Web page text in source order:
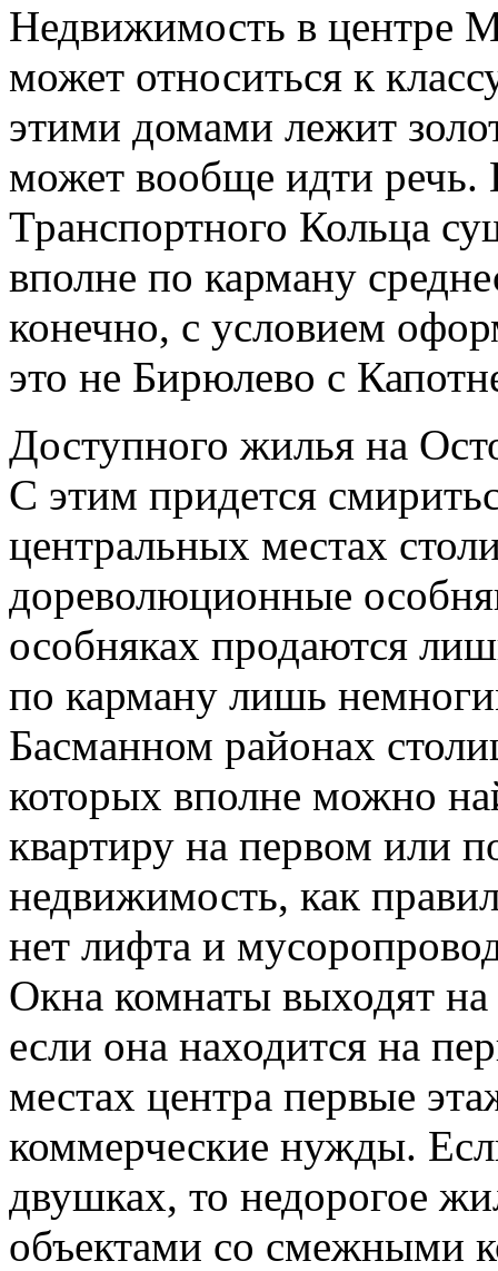
Недвижимость в центре
может относиться к
этими домами лежит
может вообще идти речь.
Транспортного Кольца
вполне по карману
конечно, с условием
это не Бирюлево с
Доступного жилья на
С этим придется
центральных местах
дореволюционные
особняках продаются
по карману лишь
Басманном районах
которых вполне можно
квартиру на первом или
недвижимость, как
нет лифта и
Окна комнаты выходят
если она находится на
местах центра первые
коммерческие нужды.
двушках, то недорогое
объектами со смежными